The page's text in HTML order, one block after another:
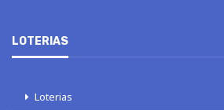
LOTERIAS
Loterias